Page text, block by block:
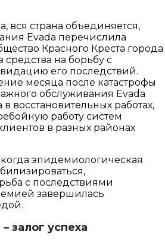
вся страна объединяется,
Evada перечислила
Красного Креста города
на борьбу с
его последствий.
месяца после катастрофы
обслуживания Evada
в восстановительных работах,
работу систем
в разных районах
когда эпидемиологическая
с последствиями
завершилась
залог успеха